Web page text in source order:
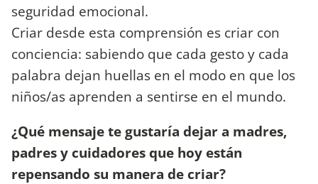
seguridad emocional.
Criar desde esta comprensión es criar con
conciencia: sabiendo que cada gesto y cada
palabra dejan huellas en el modo en que los
niños/as aprenden a sentirse en el mundo.
¿Qué mensaje te gustaría dejar a madres,
padres y cuidadores que hoy están
repensando su manera de criar?